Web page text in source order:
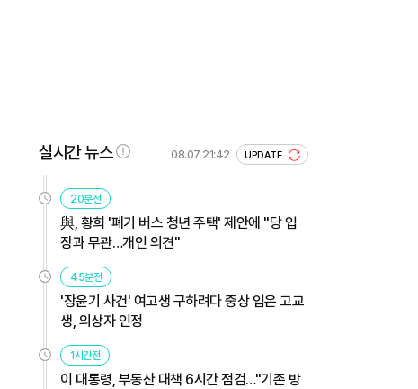
실시간 뉴스 08.07 21:42 UPDATE
20분전
與, 황희 '폐기 버스 청년 주택' 제안에 "당 입
장과 무관…개인 의견"
45분전
'장윤기 사건' 여고생 구하려다 중상 입은 고교
생, 의상자 인정
1시간전
이 대통령, 부동산 대책 6시간 점검…"기존 방